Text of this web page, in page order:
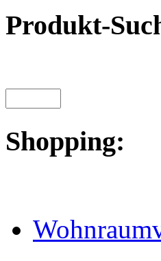
Produkt-
Shopping: